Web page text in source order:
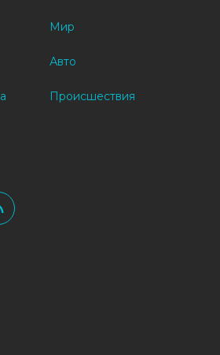
Мир
Авто
Происшествия